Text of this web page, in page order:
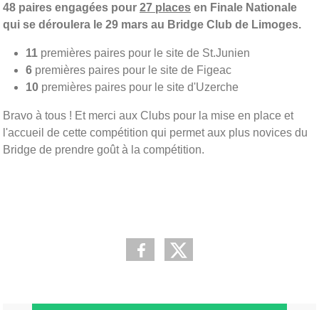
48 paires engagées pour 27 places en Finale Nationale
qui se déroulera le 29 mars au Bridge Club de Limoges.
11 premières paires pour le site de St.Junien
6 premières paires pour le site de Figeac
10 premières paires pour le site d'Uzerche
Bravo à tous ! Et merci aux Clubs pour la mise en place et
l'accueil de cette compétition qui permet aux plus novices du
Bridge de prendre goût à la compétition.